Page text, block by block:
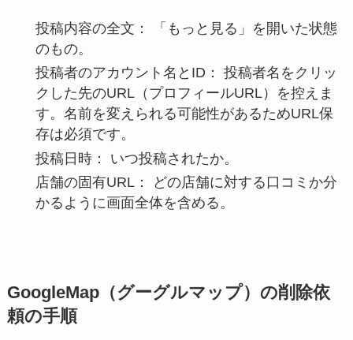
投稿内容の全文：
「もっと見る」を開いた状態
のもの。
投稿者のアカウント名とID：
投稿者名をクリッ
クした先のURL（プロフィールURL）を控えま
す。名前を変えられる可能性があるためURL保
存は必須です。
投稿日時：
いつ投稿されたか。
店舗の固有URL：
どの店舗に対する口コミか分
かるように画面全体を含める。
GoogleMap（グーグルマップ）の削除依
頼の手順